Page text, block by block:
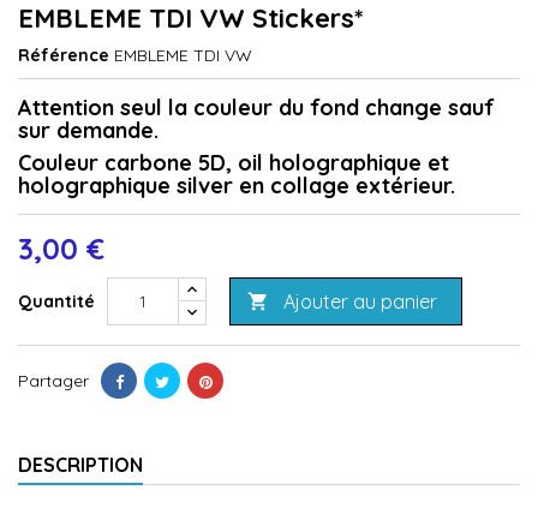
EMBLEME TDI VW Stickers*
Référence EMBLEME TDI VW
Attention seul la couleur du fond change sauf
sur demande.
Couleur carbone 5D, oil holographique et
holographique silver en collage extérieur.
3,00 €
Quantité  Ajouter au panier
Partager
DESCRIPTION